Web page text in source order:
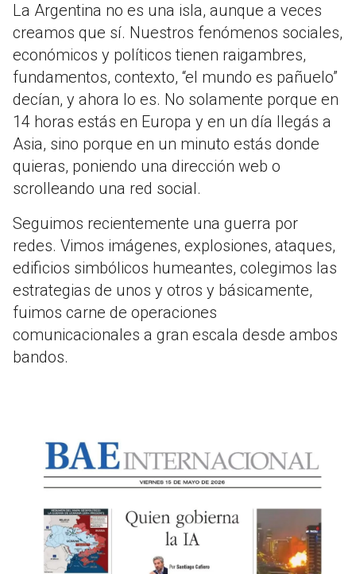
La Argentina no es una isla, aunque a veces
creamos que sí. Nuestros fenómenos sociales,
económicos y políticos tienen raigambres,
fundamentos, contexto, “el mundo es pañuelo”
decían, y ahora lo es. No solamente porque en
14 horas estás en Europa y en un día llegás a
Asia, sino porque en un minuto estás donde
quieras, poniendo una dirección web o
scrolleando una red social.
Seguimos recientemente una guerra por
redes. Vimos imágenes, explosiones, ataques,
edificios simbólicos humeantes, colegimos las
estrategias de unos y otros y básicamente,
fuimos carne de operaciones
comunicacionales a gran escala desde ambos
bandos.